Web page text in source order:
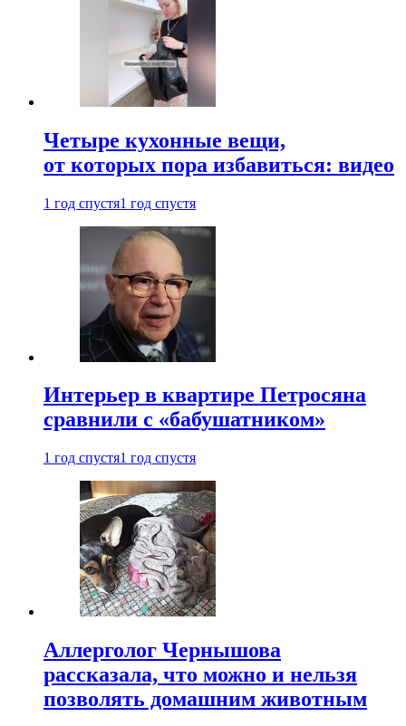
Четыре кухонные вещи,
от которых пора избавиться: видео
1 год спустя1 год спустя
Интерьер в квартире Петросяна
сравнили с «бабушатником»
1 год спустя1 год спустя
Аллерголог Чернышова
рассказала, что можно и нельзя
позволять домашним животным